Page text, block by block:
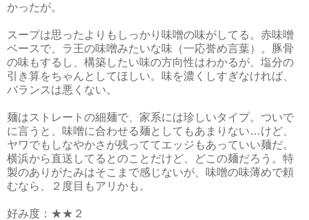
かったが。
スープは思ったよりもしっかり味噌の味がしてる。赤味噌
ベースで、ラ王の味噌みたいな味（一応誉め言葉）。豚骨
の味もするし、構築したい味の方向性はわかるが、塩分の
引き算をちゃんとしてほしい。味を濃くしすぎなければ、
バランスは悪くない。
麺はストレートの細麺で、家系には珍しいタイプ。ついで
に言うと、味噌に合わせる麺としてもあまりない…けど、
ヤワでもしなやかさが残っててエッジもあっていい麺だ。
横浜から直送してるとのことだけど、どこの麺だろう。特
製のありがたみはそこまで感じないが、味噌の味薄めで頼
むなら、２度目もアリかも。
好み度：★★２